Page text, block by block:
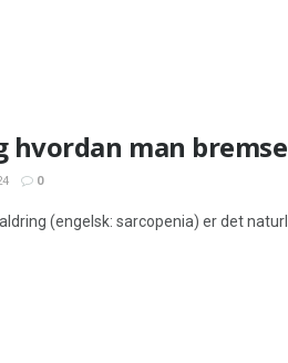
man
0
(engelsk: sarcopenia) er det